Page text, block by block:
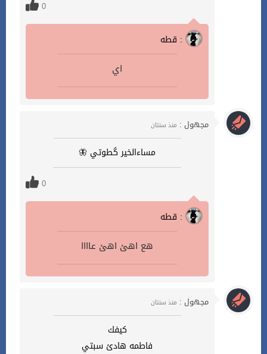
0
قطه :
اي
مجهول : منذ سنتان
مساءالخير گطوتي 🦋
0
قطه :
هع اهئ اهئ عاااا
مجهول : منذ سنتان
كيفك
فاطمه هادئ سبتي